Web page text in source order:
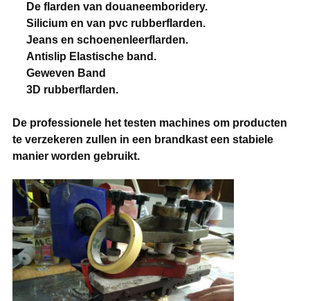
De flarden van douaneemboridery.
Silicium en van pvc rubberflarden.
Jeans en schoenenleerflarden.
Antislip Elastische band.
Geweven Band
3D rubberflarden.
De professionele het testen machines om producten
te verzekeren zullen in een brandkast een stabiele
manier worden gebruikt.